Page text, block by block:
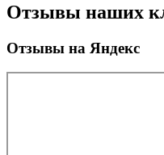
Отзывы наших
Отзывы на Яндекс